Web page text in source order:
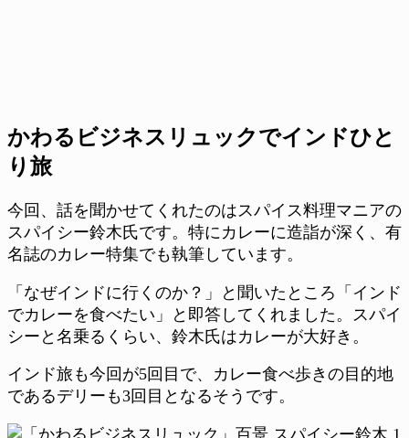
かわるビジネスリュックでインドひと
り旅
今回、話を聞かせてくれたのはスパイス料理マニアの
スパイシー鈴木氏です。特にカレーに造詣が深く、有
名誌のカレー特集でも執筆しています。
「なぜインドに行くのか？」と聞いたところ「インド
でカレーを食べたい」と即答してくれました。スパイ
シーと名乗るくらい、鈴木氏はカレーが大好き。
インド旅も今回が5回目で、カレー食べ歩きの目的地
であるデリーも3回目となるそうです。